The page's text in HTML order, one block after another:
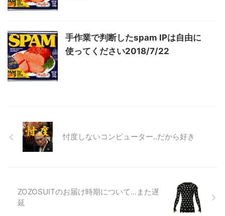
手作業で判断したspam IPは自由に
使ってください2018/7/22
忖度しないコンピューター..だから好き
ZOZOSUITのお届け時期について...また遅
延